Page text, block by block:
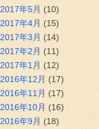
2017年5月 (10)
2017年4月 (15)
2017年3月 (14)
2017年2月 (11)
2017年1月 (12)
2016年12月 (17)
2016年11月 (17)
2016年10月 (16)
2016年9月 (18)